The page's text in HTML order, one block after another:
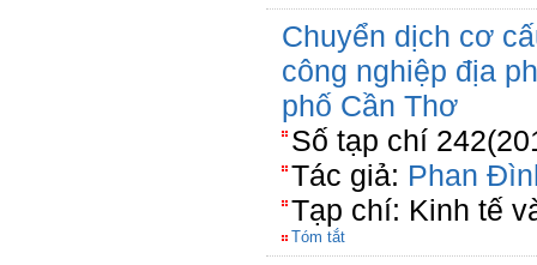
Chuyển dịch cơ
công nghiệp địa
phố Cần Thơ
Số tạp chí
Tác giả: Phan
Tạp chí: Kinh tế
Tóm tắt